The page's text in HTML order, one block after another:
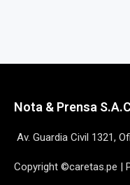
Nota & Prensa
Av. Guardia Civil 1321,
Copyright ©caretas.pe |